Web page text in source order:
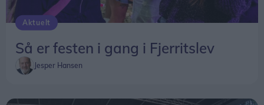
Aktuelt
Så er festen i gang i Fjerritslev
Jesper Hansen